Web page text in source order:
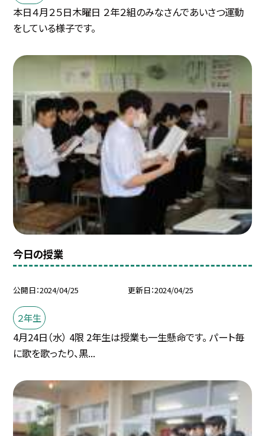
本日４月２５日木曜日 ２年２組のみなさんであいさつ運動
をしている様子です。
今日の授業
公開日 2024/04/25 更新日 2024/04/25
２年生
4月24日（水） 4限 2年生は授業も一生懸命です。 パート毎
に歌を歌ったり、黒...